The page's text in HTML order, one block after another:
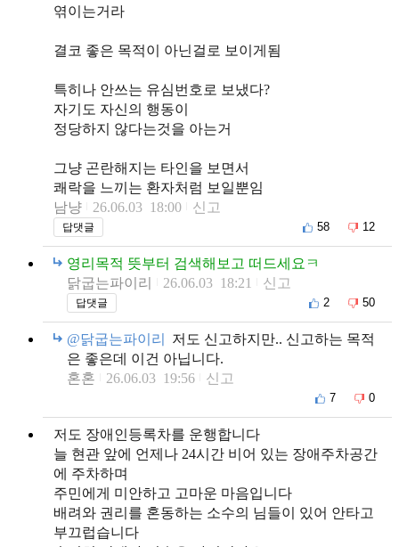
엮이는거라
결코 좋은 목적이 아닌걸로 보이게됨
특히나 안쓰는 유심번호로 보냈다?
자기도 자신의 행동이
정당하지 않다는것을 아는거
그냥 곤란해지는 타인을 보면서
쾌락을 느끼는 환자처럼 보일뿐임
남냥
26.06.03 18:00 신고
답댓글 58 12
영리목적 뜻부터 검색해보고 떠드세요ㅋ
닭굽는파이리
26.06.03 18:21 신고
답댓글 2 50
@닭굽는파이리
저도 신고하지만.. 신고하는 목적
은 좋은데 이건 아닙니다.
혼혼
26.06.03 19:56 신고
7 0
저도 장애인등록차를 운행합니다
늘 현관 앞에 언제나 24시간 비어 있는 장애주차공간
에 주차하며
주민에게 미안하고 고마운 마음입니다
배려와 권리를 혼동하는 소수의 님들이 있어 안타고
부끄럽습니다